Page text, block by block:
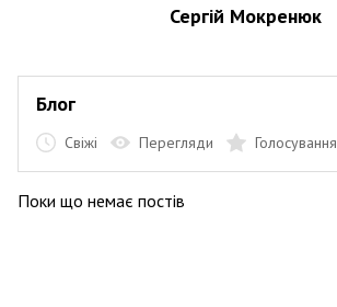
Сергій Мокренюк
Блог
Свіжі Перегляди Голосування
Поки що немає постів